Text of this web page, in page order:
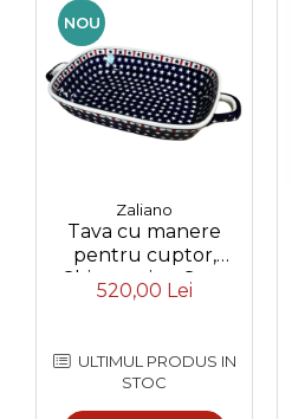
NOU
Zaliano
Tava cu manere
pentru cuptor,
Shimmering Star,
dreptunghiulara,
pictata manual, 27,2
x 45,0 cm, volum 3,5
520,00 Lei
ULTIMUL PRODUS IN
STOC